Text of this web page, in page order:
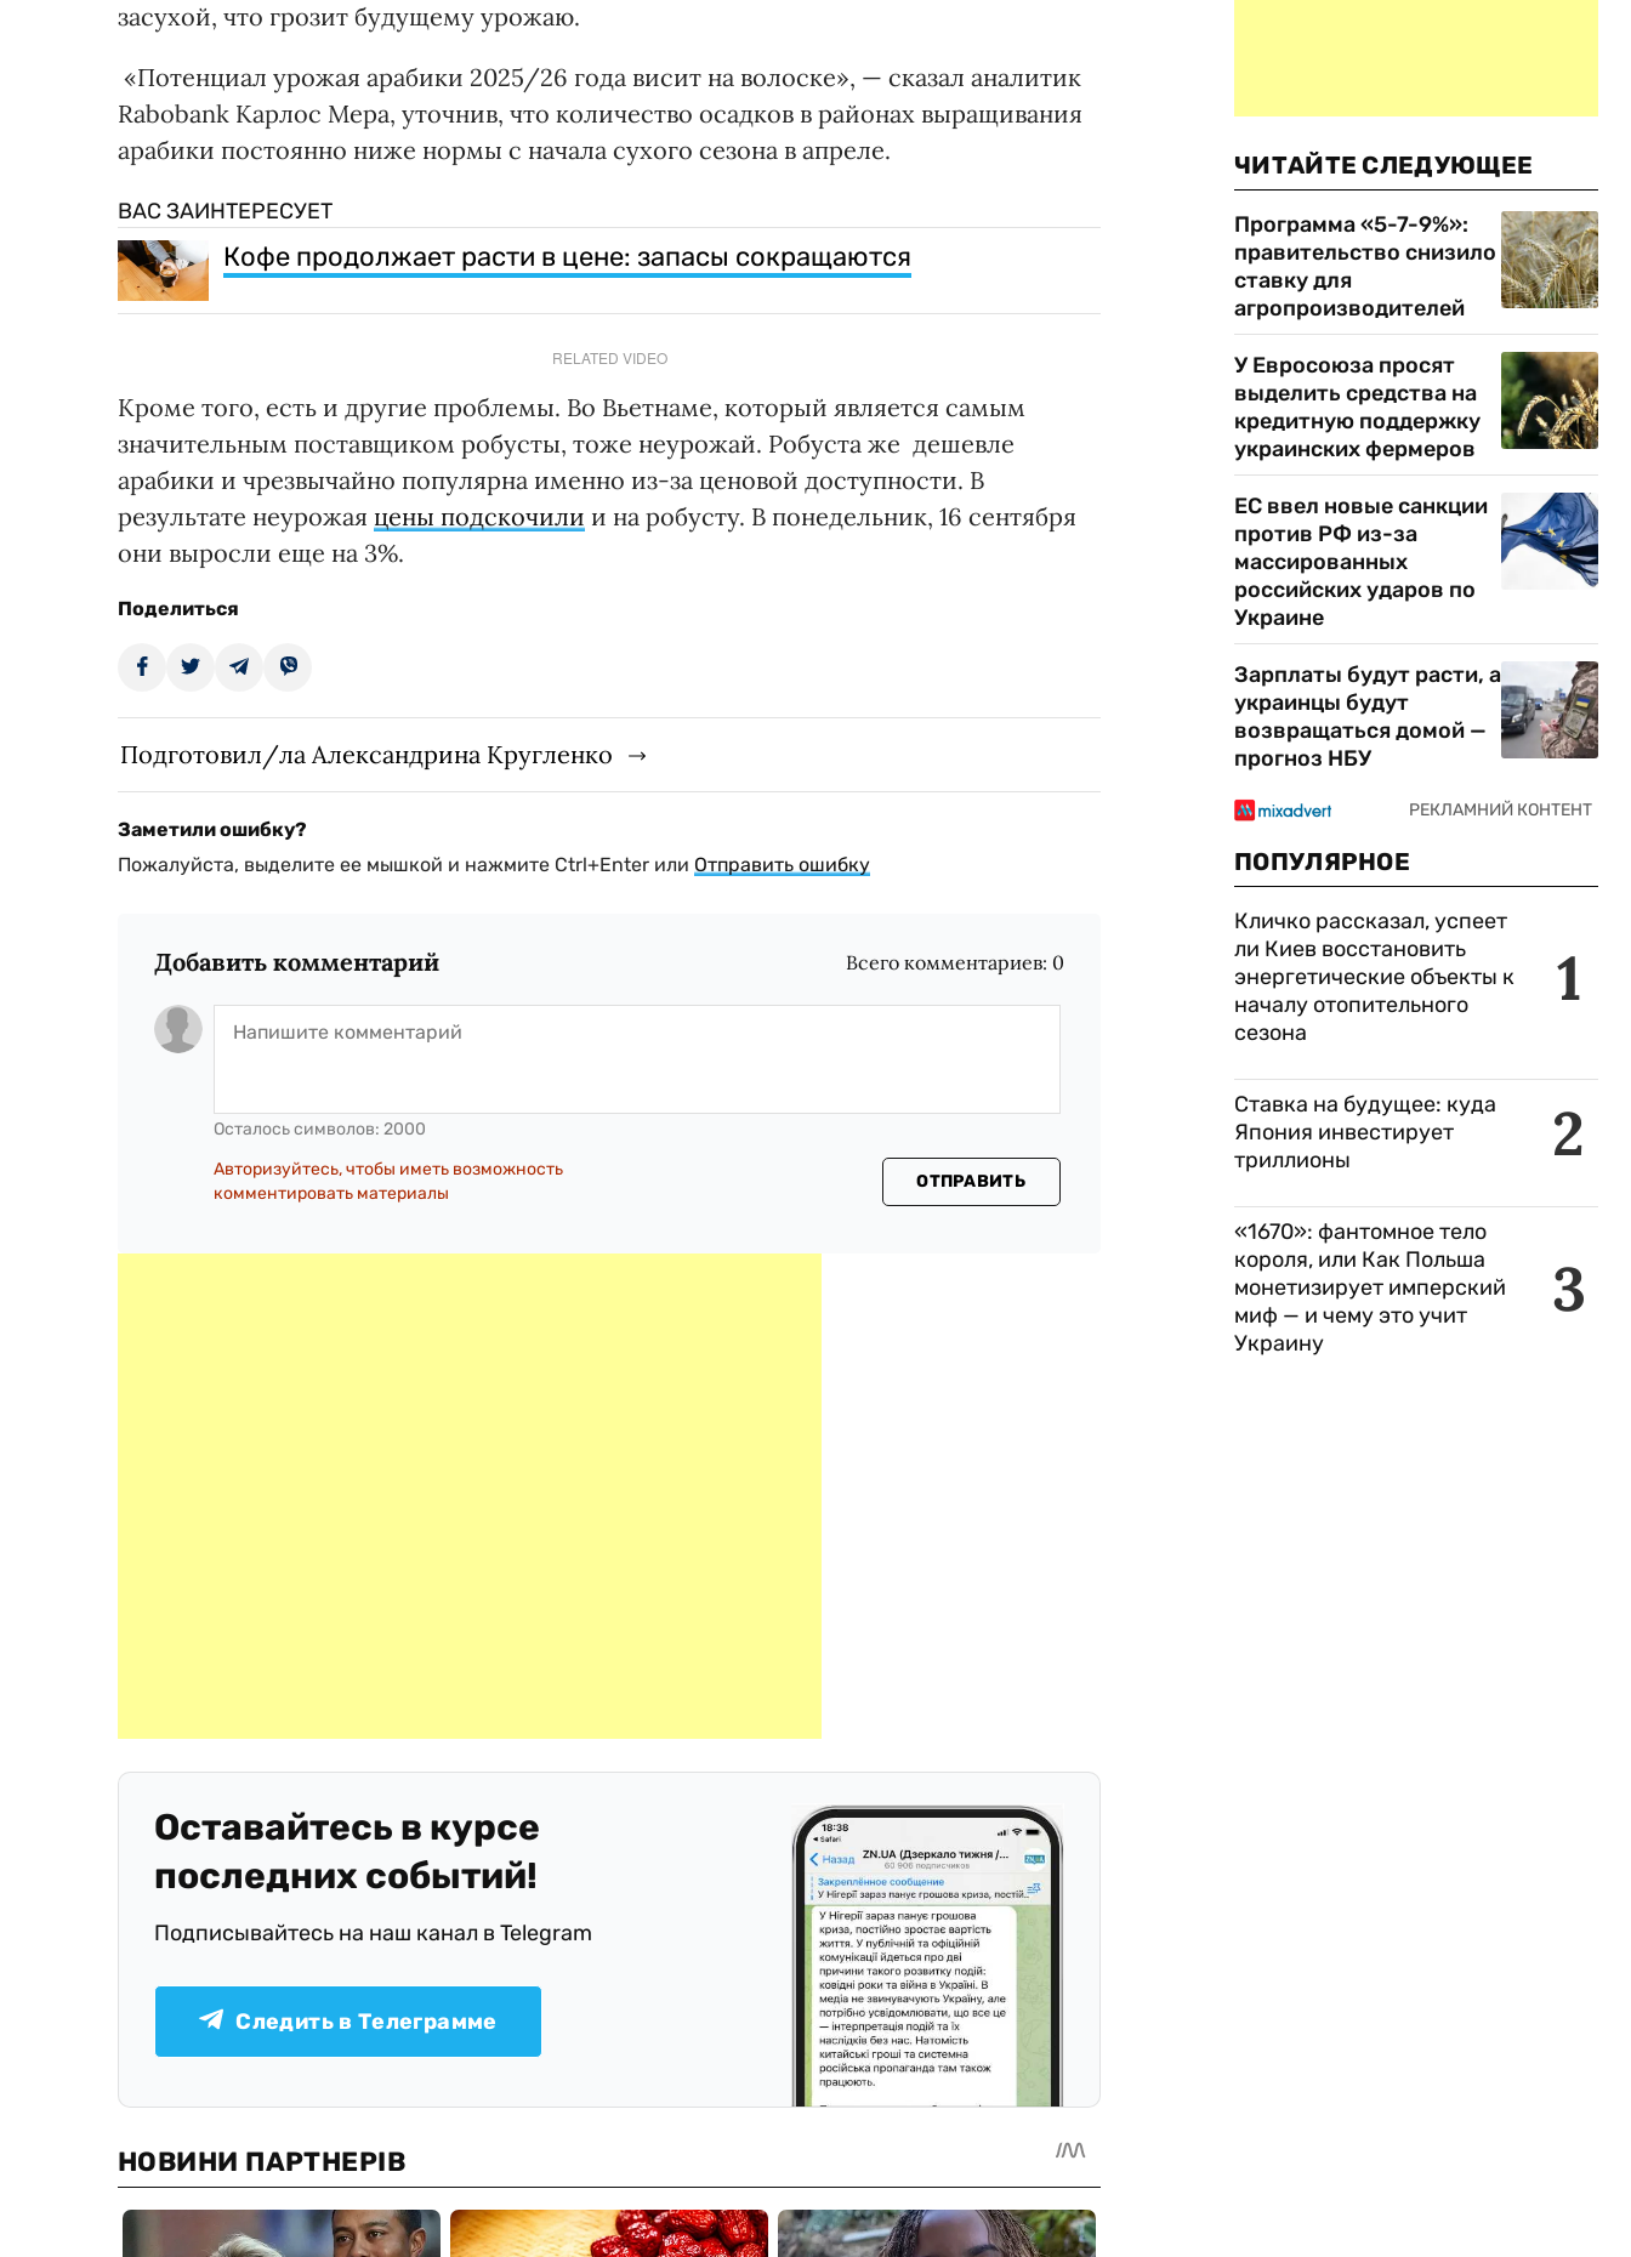
засухой, что грозит будущему урожаю.
«Потенциал урожая арабики 2025/26 года висит на волоске», — сказал аналитик
Rabobank Карлос Мера, уточнив, что количество осадков в районах выращивания
арабики постоянно ниже нормы с начала сухого сезона в апреле.
ВАС ЗАИНТЕРЕСУЕТ
Кофе продолжает расти в цене: запасы сокращаются
RELATED VIDEO
Кроме того, есть и другие проблемы. Во Вьетнаме, который является самым
значительным поставщиком робусты, тоже неурожай. Робуста же дешевле
арабики и чрезвычайно популярна именно из-за ценовой доступности. В
результате неурожая цены подскочили и на робусту. В понедельник, 16 сентября
они выросли еще на 3%.
Поделиться
Подготовил/ла Александрина Кругленко
Заметили ошибку?
Пожалуйста, выделите ее мышкой и нажмите Ctrl+Enter или Отправить ошибку
Добавить комментарий Всего комментариев: 0
Осталось символов: 2000
Авторизуйтесь, чтобы иметь возможность
комментировать материалы
ОТПРАВИТЬ
Оставайтесь в курсе
последних событий!
Подписывайтесь на наш канал в Telegram
Следить в Телеграмме
ЧИТАЙТЕ СЛЕДУЮЩЕЕ
Программа «5-7-9%»:
правительство снизило
ставку для
агропроизводителей
У Евросоюза просят
выделить средства на
кредитную поддержку
украинских фермеров
ЕС ввел новые санкции
против РФ из-за
массированных
российских ударов по
Украине
Зарплаты будут расти, а
украинцы будут
возвращаться домой —
прогноз НБУ
ПОПУЛЯРНОЕ
1
Кличко рассказал, успеет
ли Киев восстановить
энергетические объекты к
началу отопительного
сезона
2
Ставка на будущее: куда
Япония инвестирует
триллионы
3
«1670»: фантомное тело
короля, или Как Польша
монетизирует имперский
миф — и чему это учит
Украину